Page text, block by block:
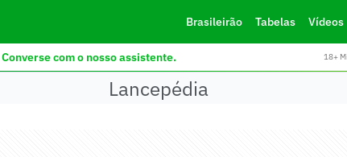
Brasileirão Tabelas Vídeos
Converse com o nosso assistente. 18+
Lancepédia